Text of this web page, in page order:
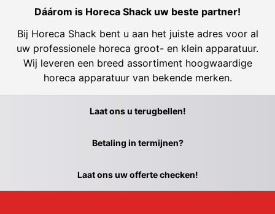
Dáárom is Horeca Shack uw beste partner!
Bij Horeca Shack bent u aan het juiste adres voor al
uw professionele horeca groot- en klein apparatuur.
Wij leveren een breed assortiment hoogwaardige
horeca apparatuur van bekende merken.
Laat ons u terugbellen!
Betaling in termijnen?
Laat ons uw offerte checken!